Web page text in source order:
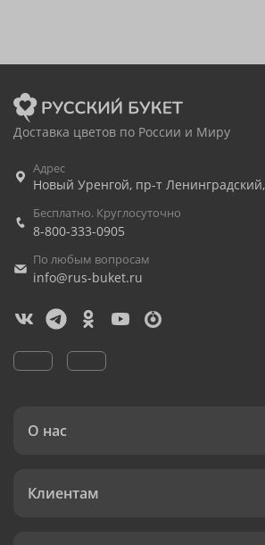
Доставка цветов по России и Миру
Адрес
Новый Уренгой, пр-т
Бесплатно. Круглосуточно
8-800-333-0905
По любым вопросам
info@rus-buket.ru
О нас
Клиентам